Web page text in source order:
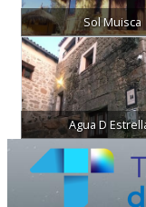
Sol Muisca
Agua D